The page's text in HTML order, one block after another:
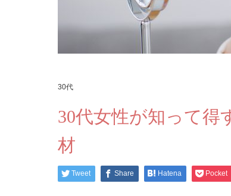
30代
30代女性が知って得
材
Tweet Share Hatena Pocket